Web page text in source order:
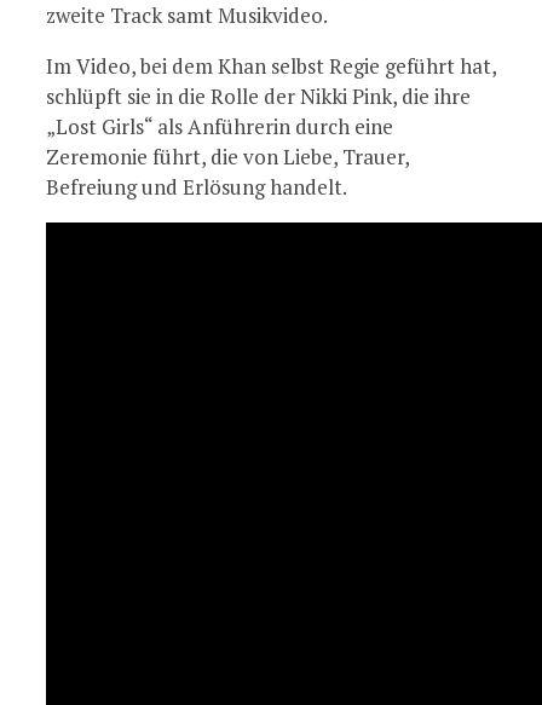
zweite Track samt Musikvideo.
Im Video, bei dem Khan selbst Regie geführt hat,
schlüpft sie in die Rolle der Nikki Pink, die ihre
„Lost Girls“ als Anführerin durch eine
Zeremonie führt, die von Liebe, Trauer,
Befreiung und Erlösung handelt.